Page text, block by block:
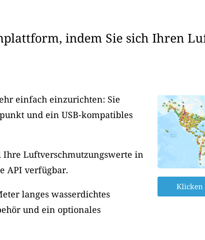
indem Sie sich Ihren
einfach einzurichten: Sie
und ein USB-kompatibles
Luftverschmutzungswerte in
API verfügbar.
langes wasserdichtes
und ein optionales